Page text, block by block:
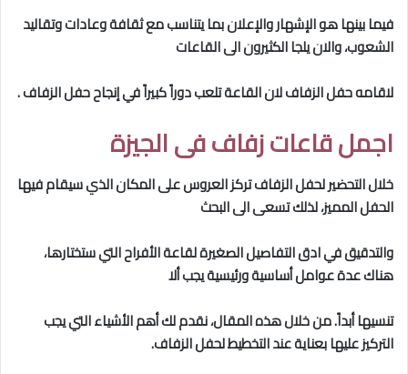
فيما بينها هو الإشهار والإعلان بما يتناسب مع ثقافة وعادات وتقاليد
الشعوب، والان يلجا الكثيرون الى القاعات
لاقامه حفل الزفاف لان القاعة تلعب دوراً كبيراً في إنجاح حفل الزفاف .
اجمل قاعات زفاف فى الجيزة
خلال التحضير لحفل الزفاف تركز العروس على المكان الذي سيقام فيها
الحفل المميز، لذلك تسعى الى البحث
والتدقيق في ادق التفاصيل الصغيرة لقاعة الأفراح التي ستختارها،
هناك عدة عوامل أساسية ورئيسية يجب ألا
تنسيها أبداً. من خلال هذه المقال، نقدم لك أهم الأشياء التي يجب
التركيز عليها بعناية عند التخطيط لحفل الزفاف.